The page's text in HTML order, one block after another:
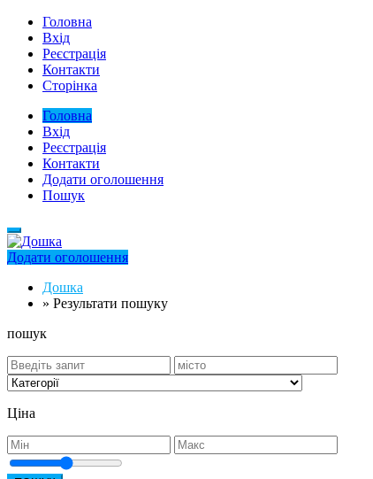
Головна
Вхід
Реєстрація
Контакти
Сторінка
Головна
Вхід
Реєстрація
Контакти
Додати оголошення
Пошук
Додати оголошення
Дошка
» Результати пошуку
пошук
Ціна